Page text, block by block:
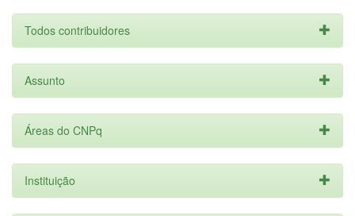
Todos contribuidores
Assunto
Áreas do CNPq
Instituição